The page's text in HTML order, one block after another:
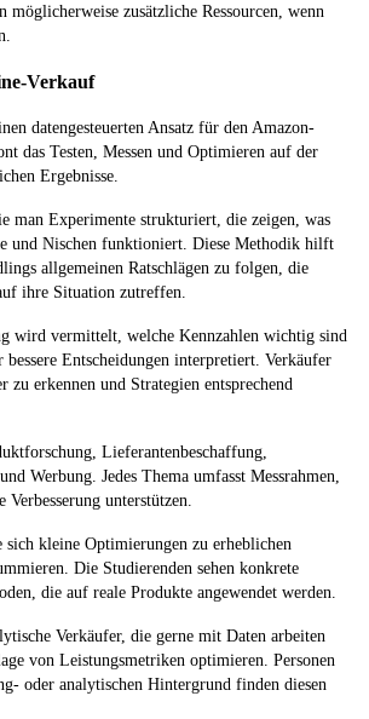
möglicherweise zusätzliche Ressourcen, wenn
Verkauf
datengesteuerten Ansatz für den Amazon-
das Testen, Messen und Optimieren auf der
Ergebnisse.
man Experimente strukturiert, die zeigen, was
und Nischen funktioniert. Diese Methodik hilft
allgemeinen Ratschlägen zu folgen, die
ihre Situation zutreffen.
wird vermittelt, welche Kennzahlen wichtig sind
Entscheidungen interpretiert. Verkäufer
zu erkennen und Strategien entsprechend
Lieferantenbeschaffung,
Werbung. Jedes Thema umfasst Messrahmen,
unterstützen.
sich kleine Optimierungen zu erheblichen
Die Studierenden sehen konkrete
die auf reale Produkte angewendet werden.
Verkäufer, die gerne mit Daten arbeiten
von Leistungsmetriken optimieren. Personen
oder analytischen Hintergrund finden diesen